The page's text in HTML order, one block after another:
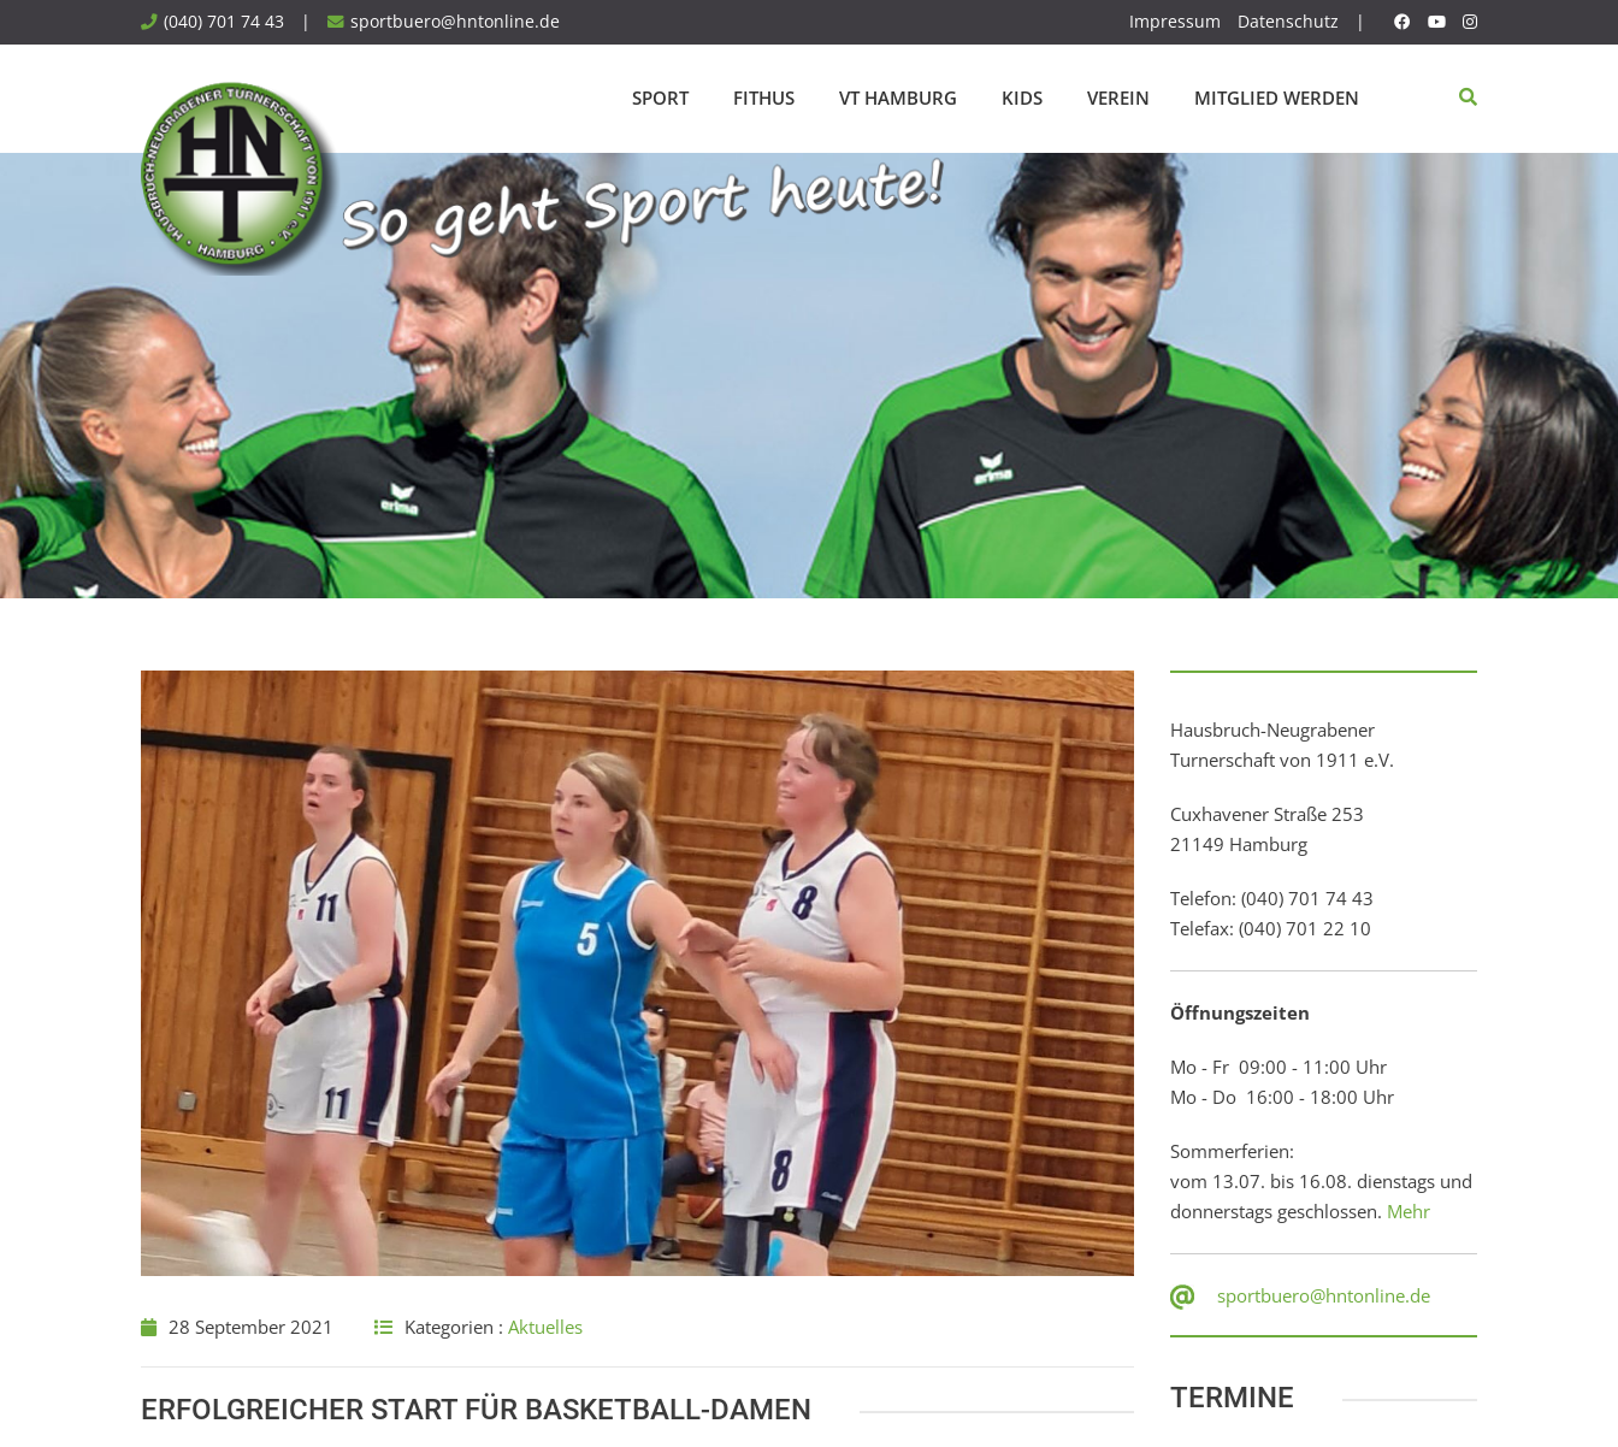
to
(040) 701 74 43 | sportbuero@hntonline.de Impressum Datenschutz |
SPORT FITHUS VT HAMBURG KIDS VEREIN MITGLIED WERDEN
28 September 2021 Kategorien : Aktuelles
ERFOLGREICHER START FÜR BASKETBALL-DAMEN
Hausbruch-Neugrabener
Turnerschaft von 1911 e.V.
Cuxhavener Straße 253
21149 Hamburg
Telefon: (040) 701 74 43
Telefax: (040) 701 22 10
Öffnungszeiten
Mo - Fr 09:00 - 11:00 Uhr
Mo - Do 16:00 - 18:00 Uhr
Sommerferien:
vom 13.07. bis 16.08. dienstags und
donnerstags geschlossen. Mehr
sportbuero@hntonline.de
TERMINE